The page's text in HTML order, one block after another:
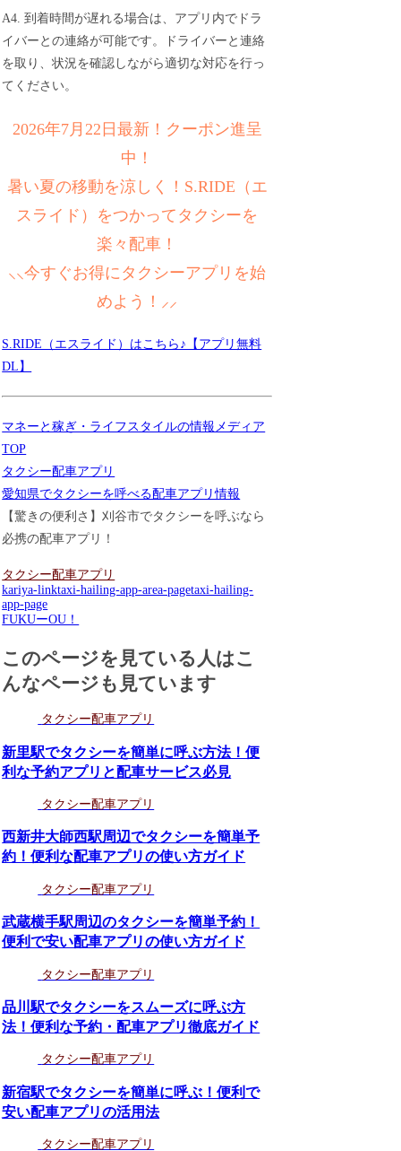
A4. 到着時間が遅れる場合は、アプリ内でドラ
イバーとの連絡が可能です。ドライバーと連絡
を取り、状況を確認しながら適切な対応を行っ
てください。
2026年7月22日最新！クーポン進呈
中！
暑い夏の移動を涼しく！S.RIDE（エ
スライド）をつかってタクシーを
楽々配車！
⸜⸜今すぐお得にタクシーアプリを始
めよう！⸝⸝
S.RIDE（エスライド）はこちら♪【アプリ無料
DL】
マネーと稼ぎ・ライフスタイルの情報メディア
TOP
タクシー配車アプリ
愛知県でタクシーを呼べる配車アプリ情報
【驚きの便利さ】刈谷市でタクシーを呼ぶなら
必携の配車アプリ！
タクシー配車アプリ
kariya-linktaxi-hailing-app-area-pagetaxi-hailing-
app-page
FUKUーOU！
このページを見ている人はこ
んなページも見ています
タクシー配車アプリ
新里駅でタクシーを簡単に呼ぶ方法！便
利な予約アプリと配車サービス必見
タクシー配車アプリ
西新井大師西駅周辺でタクシーを簡単予
約！便利な配車アプリの使い方ガイド
タクシー配車アプリ
武蔵横手駅周辺のタクシーを簡単予約！
便利で安い配車アプリの使い方ガイド
タクシー配車アプリ
品川駅でタクシーをスムーズに呼ぶ方
法！便利な予約・配車アプリ徹底ガイド
タクシー配車アプリ
新宿駅でタクシーを簡単に呼ぶ！便利で
安い配車アプリの活用法
タクシー配車アプリ